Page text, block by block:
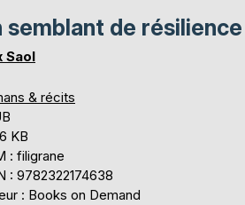
semblant de résilience
Saol
& récits
KB
: filigrane
: 9782322174638
: Books on Demand